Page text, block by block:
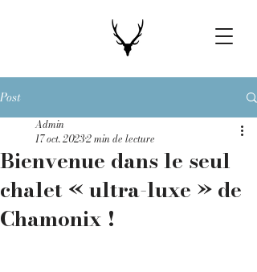
Post
Bienvenue dans le seul
chalet « ultra-luxe » de
Chamonix !
Admin
17 oct. 20232 min de lecture